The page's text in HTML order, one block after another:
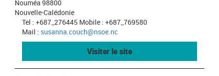
Nouméa 98800
Nouvelle-Calédonie
Tel : +687_276445 Mobile : +687_769580
Mail : susanna.couch@nsoe.nc
Visiter le site